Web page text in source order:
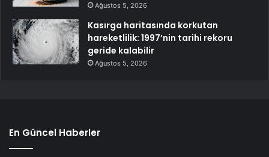
Ağustos 5, 2026
Kasırga haritasında korkutan
hareketlilik: 1997’nin tarihi rekoru
geride kalabilir
Ağustos 5, 2026
En Güncel Haberler